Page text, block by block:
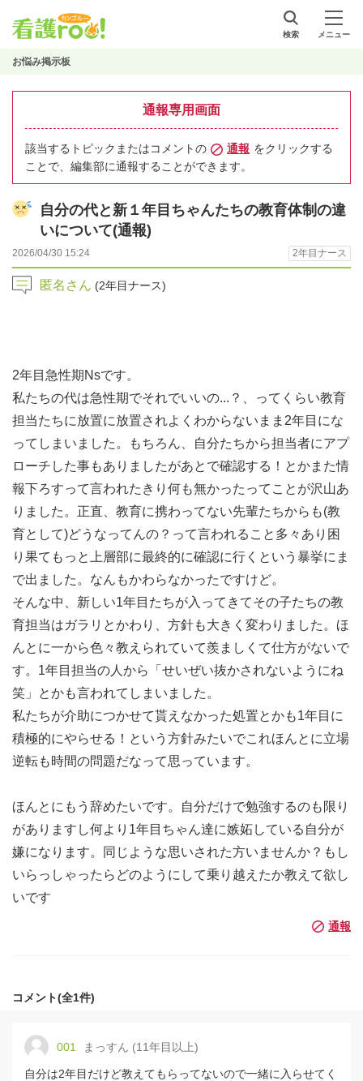
検索 メニュー
お悩み掲示板
通報専用画面
該当するトピックまたはコメントの 通報 をクリックする
ことで、編集部に通報することができます。
自分の代と新１年目ちゃんたちの教育体制の違
いについて(通報)
2026/04/30 15:24 2年目ナース
匿名さん (2年目ナース)
2年目急性期Nsです。
私たちの代は急性期でそれでいいの...？、ってくらい教育
担当たちに放置に放置されよくわからないまま2年目にな
ってしまいました。もちろん、自分たちから担当者にアプ
ローチした事もありましたがあとで確認する！とかまた情
報下ろすって言われたきり何も無かったってことが沢山あ
りました。正直、教育に携わってない先輩たちからも(教
育として)どうなってんの？って言われること多々あり困
り果てもっと上層部に最終的に確認に行くという暴挙にま
で出ました。なんもかわらなかったですけど。
そんな中、新しい1年目たちが入ってきてその子たちの教
育担当はガラリとかわり、方針も大きく変わりました。ほ
んとに一から色々教えられていて羨ましくて仕方がないで
す。1年目担当の人から「せいぜい抜かされないようにね
笑」とかも言われてしまいました。
私たちが介助につかせて貰えなかった処置とかも1年目に
積極的にやらせる！という方針みたいでこれほんとに立場
逆転も時間の問題だなって思っています。
ほんとにもう辞めたいです。自分だけで勉強するのも限り
がありますし何より1年目ちゃん達に嫉妬している自分が
嫌になります。同じような思いされた方いませんか？もし
いらっしゃったらどのようにして乗り越えたか教えて欲し
いです
コメント(全1件)
001 まっすん (11年目以上)
自分は2年目だけど教えてもらってないので一緒に入らせてく